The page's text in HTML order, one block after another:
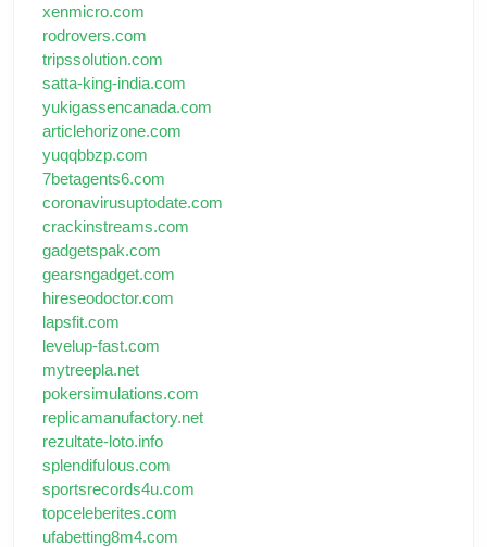
xenmicro.com
rodrovers.com
tripssolution.com
satta-king-india.com
yukigassencanada.com
articlehorizone.com
yuqqbbzp.com
7betagents6.com
coronavirusuptodate.com
crackinstreams.com
gadgetspak.com
gearsngadget.com
hireseodoctor.com
lapsfit.com
levelup-fast.com
mytreepla.net
pokersimulations.com
replicamanufactory.net
rezultate-loto.info
splendifulous.com
sportsrecords4u.com
topceleberites.com
ufabetting8m4.com